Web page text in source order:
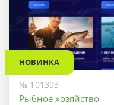
НОВИНКА
№ 101393
Рыбное хозяйство